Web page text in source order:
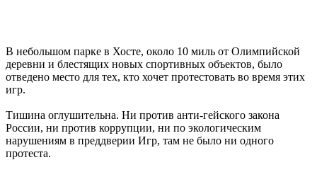
В небольшом парке в Хосте, около 10 миль от Олимпийской
деревни и блестящих новых спортивных объектов, было
отведено место для тех, кто хочет протестовать во время этих
игр.
Тишина оглушительна. Ни против анти-гейского закона
России, ни против коррупции, ни по экологическим
нарушениям в преддверии Игр, там не было ни одного
протеста.